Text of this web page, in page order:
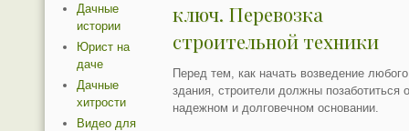
ключ. Перевозка
строительной техники
Перед тем, как начать возведение любого
здания, строители должны позаботиться
надежном и долговечном основании.
Дачные
истории
Юрист на
даче
Дачные
хитрости
Видео для